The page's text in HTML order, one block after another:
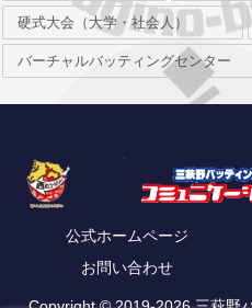
硬式大会（大学・社会人）
バーチャルバッティングセンター
公式ホームページ
お問い合わせ